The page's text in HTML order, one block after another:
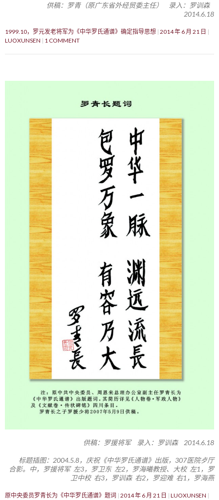
供稿：罗青（原广东省外经贸委主任） 录入：罗训森
2014.6.18
1999.10，罗元发老将军为《中华罗氏通谱》确定指导思想 2014 年 6 月 21 日
LUOXUNSEN
1 COMMENT
供稿：罗援将军 录入：罗训森 2014.6.18
标题插图：2004.5.8，庆祝《中华罗氏通谱》出版，307医院歺厅
合影。中，罗援将军 左3，罗卫东 左2，罗海曦教授、大校 左1，罗
卫中校 右3，罗训森 右2，罗迎难 右1，罗海燕
原中央委员罗青长为《中华罗氏通谱》题词 2014 年 6 月 21 日
LUOXUNSEN